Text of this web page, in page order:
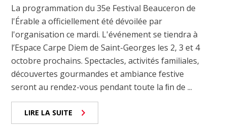
La programmation du 35e Festival Beauceron de
l'Érable a officiellement été dévoilée par
l'organisation ce mardi. L'événement se tiendra à
l’Espace Carpe Diem de Saint-Georges les 2, 3 et 4
octobre prochains. Spectacles, activités familiales,
découvertes gourmandes et ambiance festive
seront au rendez-vous pendant toute la ﬁn de ...
LIRE LA SUITE